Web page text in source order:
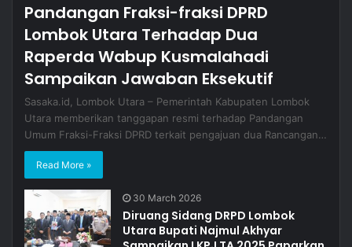
Pandangan Fraksi-fraksi DPRD
Lombok Utara Terhadap Dua
Raperda Wabup Kusmalahadi
Sampaikan Jawaban Eksekutif
Sasaka.id, Lombok Utara – Pemerintah Kabupaten Lombok
Utara memberikan tanggapan resmi terhadap Pandangan
Umum Fraksi-Fraksi DPRD terkait pengajuan dua Rancangan…
Read More »
30 March 2026
Diruang Sidang DRPD Lombok
Utara Bupati Najmul Akhyar